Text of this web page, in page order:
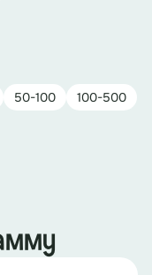
50-100
100-500